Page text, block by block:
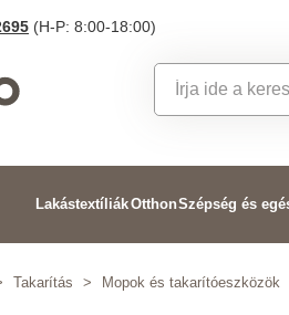
(H-P: 8:00-18:00)
LakástextíliákOtthonSzépség és
Takarítás > Mopok és takarítóeszközök